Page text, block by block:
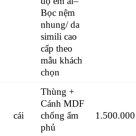
Bọc nệm
nhung/ da
simili cao
cấp theo
mẫu khách
chọn
cái
Thùng +
Cánh MDF
chống ẩm
phủ
1.500.000